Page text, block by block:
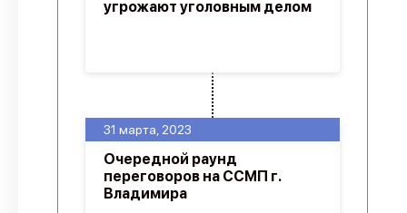
31 марта, 2023
Очередной раунд
переговоров на ССМП г.
Владимира
угрожают уголовным делом